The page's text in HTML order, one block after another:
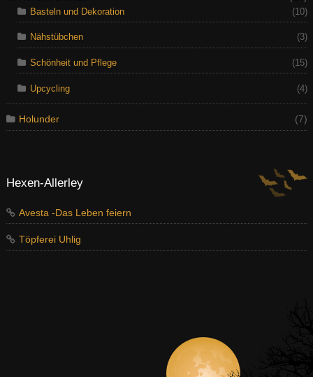
Basteln und Dekoration
(10)
Nähstübchen (3)
Schönheit und Pflege (15)
Upcycling (4)
Holunder (7)
Hexen-Allerley
Avesta -Das Leben feiern
Töpferei Uhlig